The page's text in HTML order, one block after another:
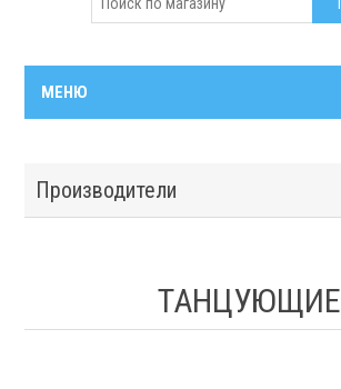
МЕНЮ
Производители
ТАНЦУЮЩИЕ